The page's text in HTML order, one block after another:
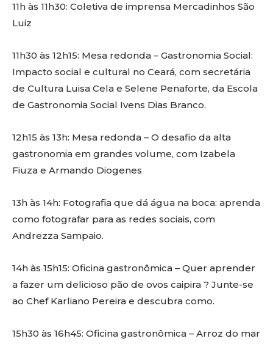
11h às 11h30: Coletiva de imprensa Mercadinhos São
Luiz
11h30 às 12h15: Mesa redonda – Gastronomia Social:
Impacto social e cultural no Ceará, com secretária
de Cultura Luisa Cela e Selene Penaforte, da Escola
de Gastronomia Social Ivens Dias Branco.
12h15 às 13h: Mesa redonda – O desafio da alta
gastronomia em grandes volume, com Izabela
Fiuza e Armando Diogenes
13h às 14h: Fotografia que dá água na boca: aprenda
como fotografar para as redes sociais, com
Andrezza Sampaio.
14h às 15h15: Oficina gastronômica – Quer aprender
a fazer um delicioso pão de ovos caipira ? Junte-se
ao Chef Karliano Pereira e descubra como.
15h30 às 16h45: Oficina gastronômica – Arroz do mar